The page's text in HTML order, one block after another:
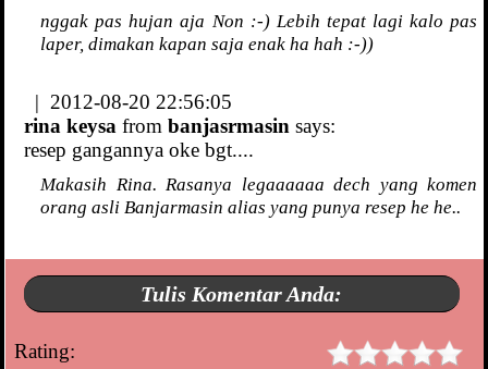
nggak pas hujan aja Non :-) Lebih tepat lagi kalo pas
laper, dimakan kapan saja enak ha hah :-))
| 2012-08-20 22:56:05
rina keysa from banjasrmasin says:
resep gangannya oke bgt....
Makasih Rina. Rasanya legaaaaaa dech yang komen
orang asli Banjarmasin alias yang punya resep he he..
Tulis Komentar Anda:
Rating: